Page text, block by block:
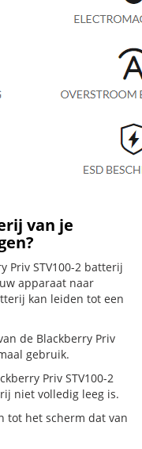
van je
Priv STV100-2 batterij
apparaat naar
kan leiden tot een
de Blackberry Priv
gebruik.
Priv STV100-2
niet volledig leeg is.
tot het scherm dat van